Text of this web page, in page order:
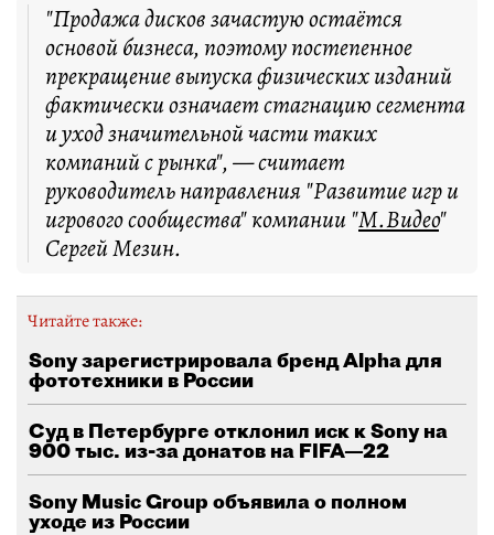
"Продажа дисков зачастую остаётся
основой бизнеса, поэтому постепенное
прекращение выпуска физических изданий
фактически означает стагнацию сегмента
и уход значительной части таких
компаний с рынка", — считает
руководитель направления "Развитие игр и
игрового сообщества" компании "М.Видео"
Сергей Мезин.
Читайте также:
Sony зарегистрировала бренд Alpha для
фототехники в России
Суд в Петербурге отклонил иск к Sony на
900 тыс. из-за донатов на FIFA—22
Sony Music Group объявила о полном
уходе из России